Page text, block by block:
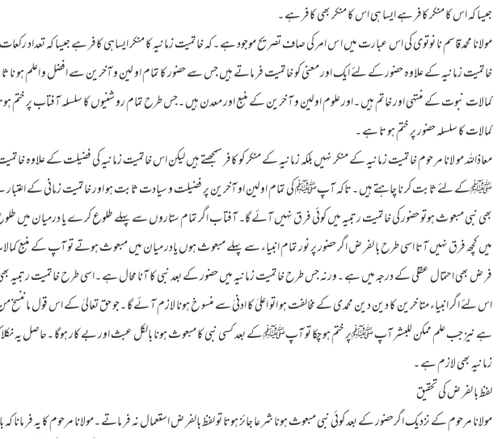
جیسا کہ اس کا منکر کافر ہے ایسا ہی اس کا منکر بھی کافر ہے ۔
مولانا محمد قاسم نا نوتوی کی اس عبارت میں ا س امر کی صاف تصر یح موجود ہے ۔کہ خاتمیت زمانیہ کا منکر ایساہی کافر ہے جیسا کہ تعداد
خاتمیت زمانیہ کے علاوہ حضور کے لئے ایک اور معنی کو خاتمیت فر ماتے ہیں جس سے حضور کا تمام او لین و آخرین سے افضل و اعلم ہو نا
کمالات نبوت کے منتہی اور خاتم ہیں ۔اور علوم اولین و آ خرین کے منبع اور معدن ہیں ۔جس طرح تمام رو شنیوں کا سلسلہ آفتاب پر ختم
کمالات کا سلسلہ حضور پر ختم ہو تا ہے ۔
معاذاللہ مو لانا مر حوم خاتمیت زمانیہ کے منکر نہیں بلکہ زمانیہ کے منکر کو کافر سمجھتے ہیں لیکن اس خاتمیت زمانیہ کی فضیلت کے علاوہ
ﷺکے لئے ثابت کر نا چاہتے ہیں ۔تاکہ آپﷺ کی تمام اولین او آخرین پر فضیلت و سیادت ثابت ہو اور خاتمیت زمانی کے اعتبار
بھی نبی مبعو ث ہوتو حضور کی خاتمیت رتبیہ میں کوئی فر ق نہیں آئے گا۔ آفتا ب اگر تمام ستاروں سے پہلے طلوع کر ے یا درمیان
میں کچھ فرق نہیں آتا اسی طرح با لفر ض اگر حضور پر نور تمام انبیاء سے پہلے مبعو ث ہوں یادر میان میں مبعو ث ہوتے تو آپ کے منبع
فر ض بھی احتمال عقلی کے درجہ میں ہے ۔ورنہ جس طرح خاتمیت زمانیہ میں حضور کے بعد نبی کا آنا محال ہے ۔اسی طرح خاتمیت رتبیہ
اس لئے اگر انبیاء متا خرین کا دین دین محمدی کے مخالفت ہو اتو اعلیٰ کا ادنیٰ سے منسو خ ہونا لازم آ ئے گا ۔جو حق تعالیٰ کے اس قول ماننسخ
ہے نیز جب علم ممکن للبشر آپ ﷺپر ختم ہو چکا تو آپﷺ کے بعد کسی نبی کا مبعو ث ہونا بالکل عبث اور بے کار ہوگا ۔حاصل یہ
زمانیہ بھی لازم ہے ۔
لفظ با لفر ض کی تحقیق
مولانا مرحوم کے نزدیک اگرحضور کے بعد کوئی نبی مبعوث ہونا شر عا جائز ہوتا تو لفظ بالفر ض استعمال نہ فر ماتے ۔مولانا مرحوم کا یہ فر